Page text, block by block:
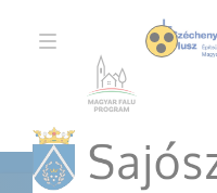
TOGGLE
NAVIGATION